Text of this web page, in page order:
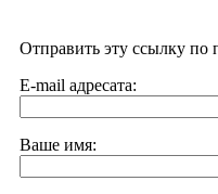
Отправить эту ссылку по
E-mail адресата:
Ваше имя: